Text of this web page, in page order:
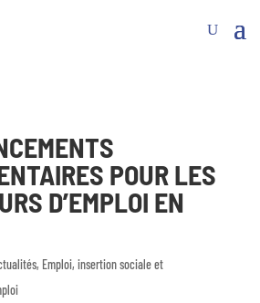
POUR LES
D’EMPLOI EN
, Emploi, insertion sociale et